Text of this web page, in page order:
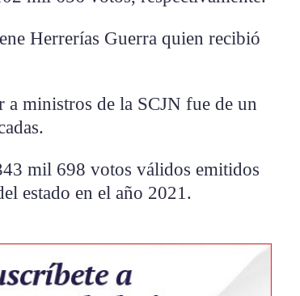
Herrerías Guerra quien recibió
ministros de la SCJN fue de un
mil 698 votos válidos emitidos
estado en el año 2021.